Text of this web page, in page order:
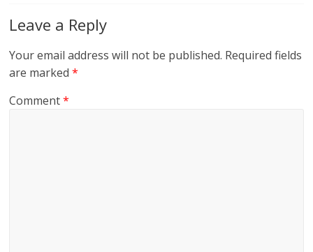
Leave a Reply
Your email address will not be published. Required fields
are marked*
Comment*